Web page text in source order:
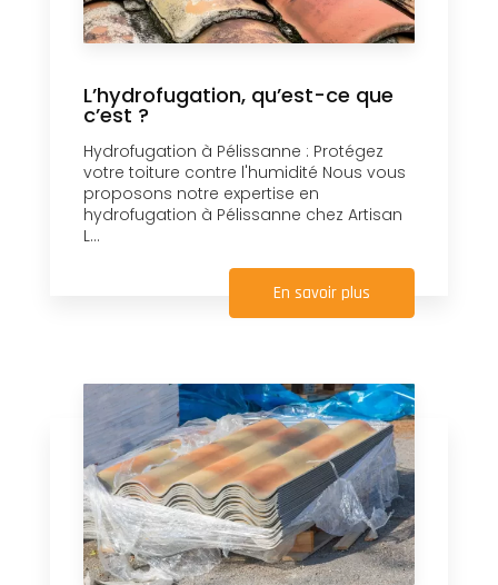
L’hydrofugation, qu’est-ce que
c’est ?
Hydrofugation à Pélissanne : Protégez
votre toiture contre l'humidité Nous vous
proposons notre expertise en
hydrofugation à Pélissanne chez Artisan
L...
En savoir plus